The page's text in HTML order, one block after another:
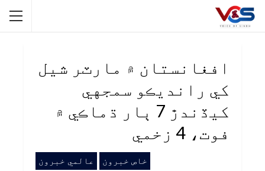
افغانستان ۾ مارٽر شيل
کي رانديڪو سمجهي
کيڏندڙ 7 ٻار ڌماڪي ۾
فوت، 4 زخمي
خاص خبرون عالمي خبرون